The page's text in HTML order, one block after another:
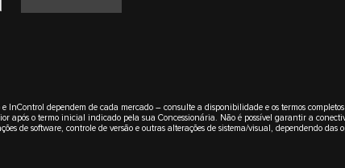
e InControl dependem de cada mercado – consulte a disponibilidade e os termos
após o termo inicial indicado pela sua Concessionária. Não é possível garantir a
de software, controle de versão e outras alterações de sistema/visual, dependendo das